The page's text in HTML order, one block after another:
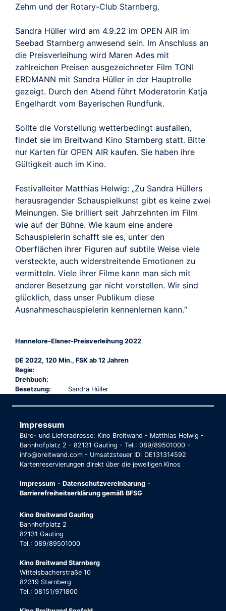
Zehm und der Rotary-Club Starnberg.
Sandra Hüller wird am 4.9.22 im OPEN AIR im
Seebad Starnberg anwesend sein. Im Anschluss an
die Preisverleihung wird Maren Ades mit
zahlreichen Preisen ausgezeichneter Film TONI
ERDMANN mit Sandra Hüller in der Hauptrolle
gezeigt. Durch den Abend führt Moderatorin Katja
Engelhardt vom Bayerischen Rundfunk.
Sollte die Vorstellung wetterbedingt ausfallen,
findet sie im Breitwand Kino Starnberg statt. Bitte
nur Karten für OPEN AIR kaufen. Sie haben ihre
Gültigkeit auch im Kino.
Festivalleiter Matthias Helwig: „Zu Sandra Hüllers
herausragender Schauspielkunst gibt es keine zwei
Meinungen. Sie brilliert seit Jahrzehnten im Film
wie auf der Bühne. Wie kaum eine andere
Schauspielerin schafft sie es, unter den
Oberflächen ihrer Figuren auf subtile Weise viele
versteckte, auch widerstreitende Emotionen zu
vermitteln. Viele ihrer Filme kann man sich mit
anderer Besetzung gar nicht vorstellen. Wir sind
glücklich, dass unser Publikum diese
Ausnahmeschauspielerin kennenlernen kann.“
Hannelore-Elsner-Preisverleihung 2022
DE 2022, 120 Min., FSK ab 12 Jahren
Regie:
Drehbuch:
Besetzung:
Sandra Hüller
Impressum
Büro- und Lieferadresse: Kino Breitwand - Matthias Helwig -
Bahnhofplatz 2 - 82131 Gauting - Tel.: 089/89501000 -
info@breitwand.com - Umsatzsteuer ID: DE131314592
Kartenreservierungen direkt über die jeweiligen Kinos
Impressum - Datenschutzvereinbarung -
Barrierefreiheitserklärung gemäß BFSG
Kino Breitwand Gauting
Bahnhofplatz 2
82131 Gauting
Tel.: 089/89501000
Kino Breitwand Starnberg
Wittelsbacherstraße 10
82319 Starnberg
Tel.: 08151/971800